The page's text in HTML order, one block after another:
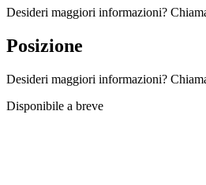
Desideri maggiori informazioni?
Posizione
Desideri maggiori informazioni?
Disponibile a breve